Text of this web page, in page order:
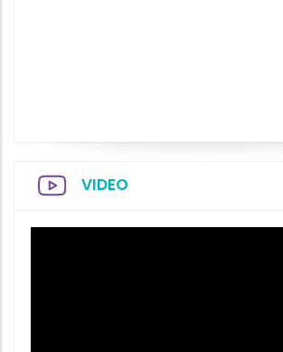
VIDEO